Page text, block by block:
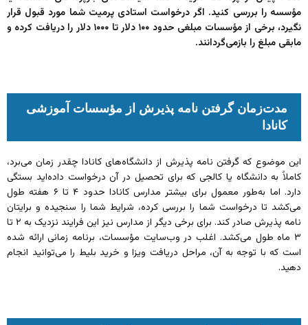
مؤسسه را بررسی کنید. اگر درخواست استادی پرمیت شما مورد قبول قرار
نگیرد، برخی از مؤسسات مبلغی حدود ۱۰۰ دلار تا ۱۰۰۰ دلار را دریافت کرده و
مابقی مبلغ را بازمی‌گردانند.
مدت‌زمان گرفتن نامه پذیرش از مؤسسات آموزشی
کانادا
این موضوع که گرفتن نامه پذیرش از دانشگاه‌های کانادا چقدر زمان می‌برد،
کاملاً به دانشگاه یا کالجی که برای تحصیل در آن درخواست داده‌اید بستگی
دارد. اما به‌طور معمول برای بیشتر مدارس کانادا حدود ۴ تا ۶ هفته طول
می‌کشد تا درخواست شما را بررسی کرده، شرایط شما را سنجیده و برایتان
نامه پذیرش صادر کند. برای برخی دیگر از مدارس نیز این فرایند نزدیک به ۲ تا
۳ ماه طول می‌کشد. اغلب در وب‌سایت مؤسسات، برنامه زمانی ارائه شده
است که با توجه‌ به آن، مراحل دریافت ویزا و خرید بلیط را می‌توانید انجام
دهید.